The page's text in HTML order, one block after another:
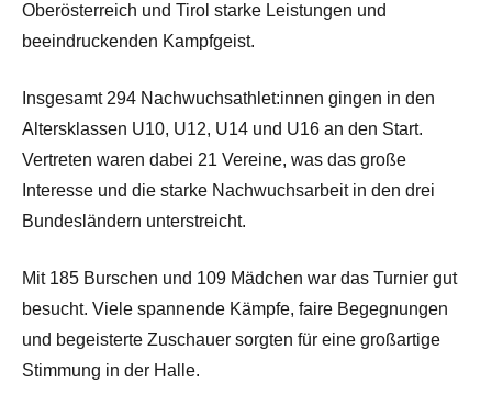
Oberösterreich und Tirol starke Leistungen und
beeindruckenden Kampfgeist.
Insgesamt 294 Nachwuchsathlet:innen gingen in den
Altersklassen U10, U12, U14 und U16 an den Start.
Vertreten waren dabei 21 Vereine, was das große
Interesse und die starke Nachwuchsarbeit in den drei
Bundesländern unterstreicht.
Mit 185 Burschen und 109 Mädchen war das Turnier gut
besucht. Viele spannende Kämpfe, faire Begegnungen
und begeisterte Zuschauer sorgten für eine großartige
Stimmung in der Halle.